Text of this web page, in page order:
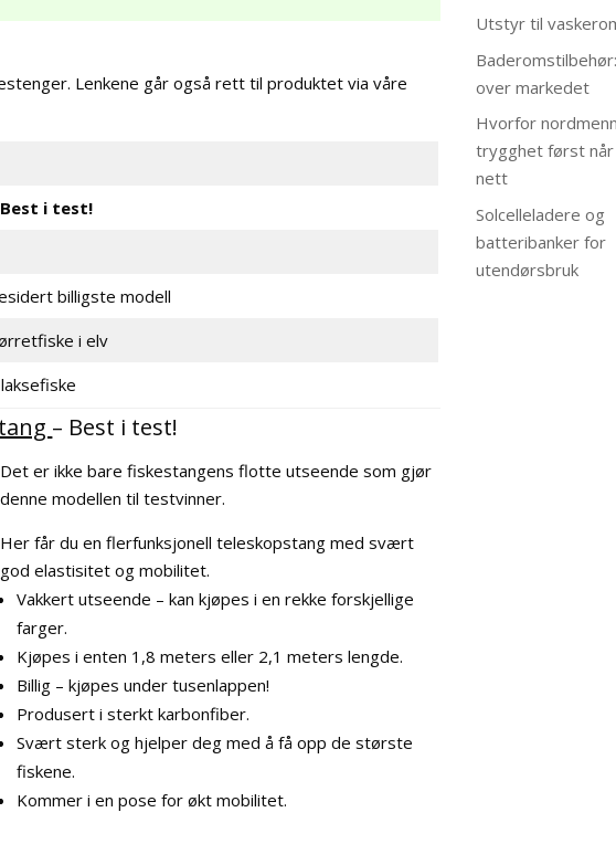
Lenkene går også rett til produktet via våre
Best i test!
billigste modell
i elv
– Best i test!
Det er ikke bare fiskestangens flotte utseende som gjør
denne modellen til testvinner.
Her får du en flerfunksjonell teleskopstang med svært
god elastisitet og mobilitet.
Vakkert utseende – kan kjøpes i en rekke forskjellige
farger.
Kjøpes i enten 1,8 meters eller 2,1 meters lengde.
Billig – kjøpes under tusenlappen!
Produsert i sterkt karbonfiber.
Svært sterk og hjelper deg med å få opp de største
fiskene.
Kommer i en pose for økt mobilitet.
Utstyr til
over markedet
Hvorfor
trygghet først når
nett
Solcelleladere og
batteribanker for
utendørsbruk